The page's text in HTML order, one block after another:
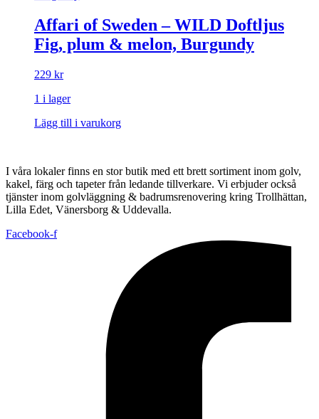
Affari of Sweden – WILD Doftljus
Fig, plum & melon, Burgundy
229 kr
1 i lager
Lägg till i varukorg
I våra lokaler finns en stor butik med ett brett sortiment inom golv,
kakel, färg och tapeter från ledande tillverkare. Vi erbjuder också
tjänster inom golvläggning & badrumsrenovering kring Trollhättan,
Lilla Edet, Vänersborg & Uddevalla.
Facebook-f